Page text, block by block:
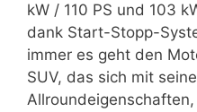
kW / 110 PS und 103
dank Start-Stopp-
immer es geht den
SUV, das sich mit